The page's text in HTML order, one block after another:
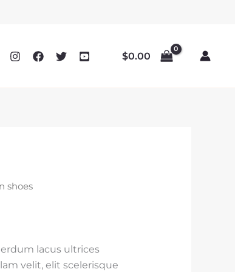
$0.00
shoes
lacus ultrices
velit, elit scelerisque